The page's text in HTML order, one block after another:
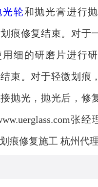
光轮和抛光膏进行
痕修复结束。对于
用细的研磨片进行
束。对于轻微划痕
抛光，抛光后，修
张
痕修复施工 杭州代理